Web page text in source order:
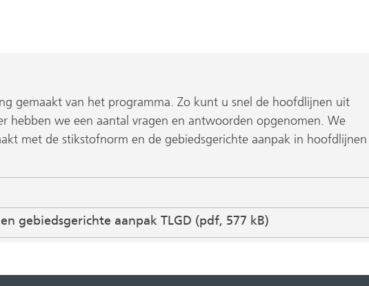
gemaakt van het programma. Zo kunt u snel de hoofdlijnen uit
hebben we een aantal vragen en antwoorden opgenomen. We
met de stikstofnorm en de gebiedsgerichte aanpak in hoofdlijnen
gebiedsgerichte aanpak TLGD (pdf, 577 kB)